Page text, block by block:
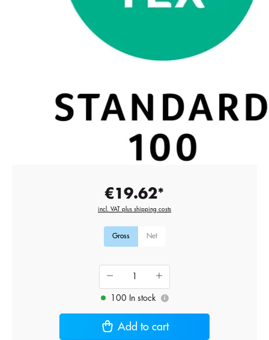
€19.62*
incl. VAT plus shipping costs
Gross Net
100 In stock i
Add to cart